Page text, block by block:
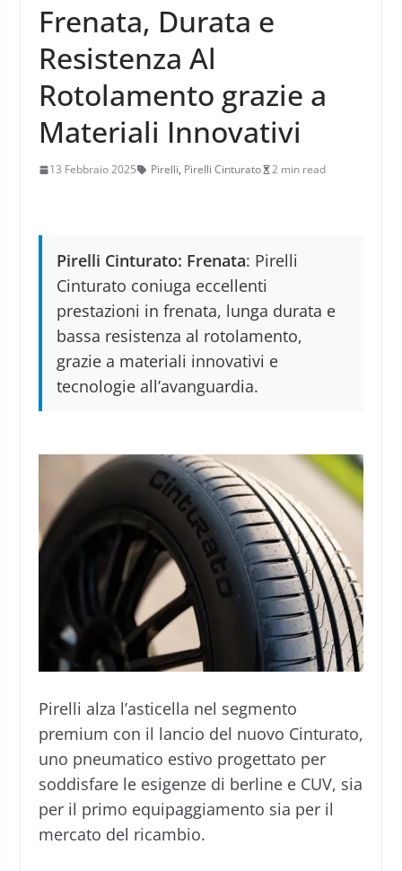
Frenata, Durata e
Resistenza Al
Rotolamento grazie a
Materiali Innovativi
13 Febbraio 2025 Pirelli, Pirelli Cinturato 2 min read
Pirelli Cinturato: Frenata: Pirelli
Cinturato coniuga eccellenti
prestazioni in frenata, lunga durata e
bassa resistenza al rotolamento,
grazie a materiali innovativi e
tecnologie all’avanguardia.
Pirelli alza l’asticella nel segmento
premium con il lancio del nuovo Cinturato,
uno pneumatico estivo progettato per
soddisfare le esigenze di berline e CUV, sia
per il primo equipaggiamento sia per il
mercato del ricambio.